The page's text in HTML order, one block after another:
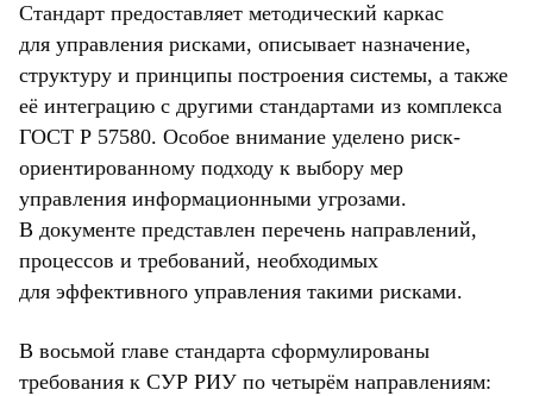
Стандарт предоставляет методический каркас
для управления рисками, описывает назначение,
структуру и принципы построения системы, а также
её интеграцию с другими стандартами из комплекса
ГОСТ Р 57580. Особое внимание уделено риск-
ориентированному подходу к выбору мер
управления информационными угрозами.
В документе представлен перечень направлений,
процессов и требований, необходимых
для эффективного управления такими рисками.
В восьмой главе стандарта сформулированы
требования к СУР РИУ по четырём направлениям: